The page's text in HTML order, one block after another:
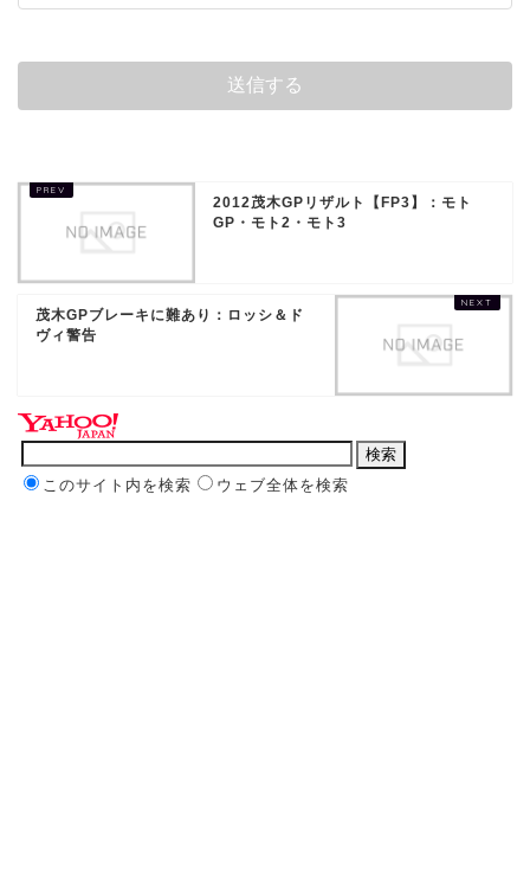
2012茂木GPリザルト【FP3】：モト
GP・モト2・モト3
茂木GPブレーキに難あり：ロッシ＆ド
ヴィ警告
このサイト内を検索 ウェブ全体を検索